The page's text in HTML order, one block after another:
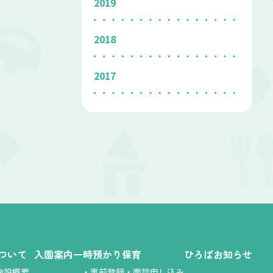
2018
2017
いて 入園案内一時預かり保育 ひろばお知らせ